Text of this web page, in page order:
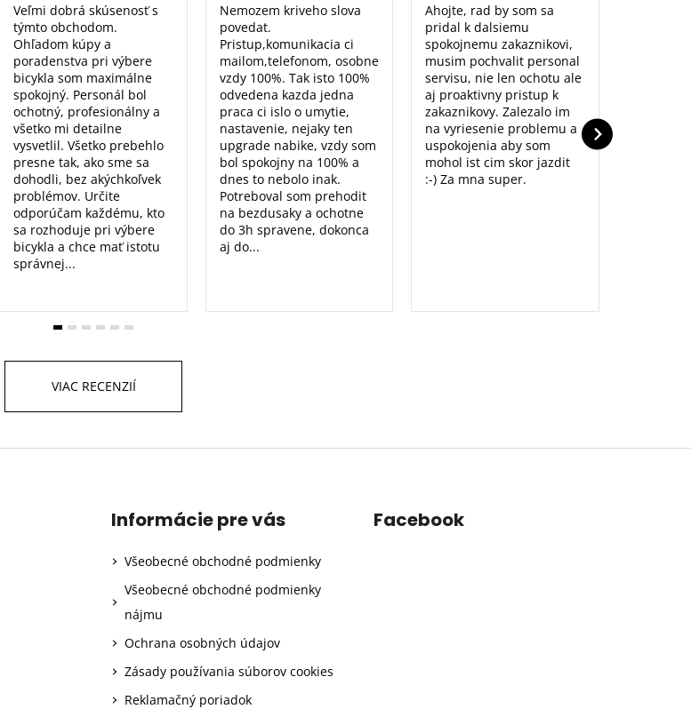
Veľmi dobrá skúsenosť s
týmto obchodom.
Ohľadom kúpy a
poradenstva pri výbere
bicykla som maximálne
spokojný. Personál bol
ochotný, profesionálny a
všetko mi detailne
vysvetlil. Všetko prebehlo
presne tak, ako sme sa
dohodli, bez akýchkoľvek
problémov. Určite
odporúčam každému, kto
sa rozhoduje pri výbere
bicykla a chce mať istotu
správnej...
Nemozem kriveho slova
povedat.
Pristup,komunikacia ci
mailom,telefonom, osobne
vzdy 100%. Tak isto 100%
odvedena kazda jedna
praca ci islo o umytie,
nastavenie, nejaky ten
upgrade nabike, vzdy som
bol spokojny na 100% a
dnes to nebolo inak.
Potreboval som prehodit
na bezdusaky a ochotne
do 3h spravene, dokonca
aj do...
Ahojte, rad by som sa
pridal k dalsiemu
spokojnemu zakaznikovi,
musim pochvalit personal
servisu, nie len ochotu ale
aj proaktivny pristup k
zakaznikovy. Zalezalo im
na vyriesenie problemu a
uspokojenia aby som
mohol ist cim skor jazdit
:-) Za mna super.
VIAC RECENZIÍ
Informácie pre vás
Všeobecné obchodné podmienky
Všeobecné obchodné podmienky
nájmu
Ochrana osobných údajov
Zásady používania súborov cookies
Reklamačný poriadok
Facebook